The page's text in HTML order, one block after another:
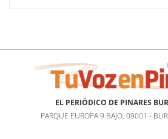
EL PERIÓDICO DE PINARES
PARQUE EUROPA 9 BAJO, 09001 -